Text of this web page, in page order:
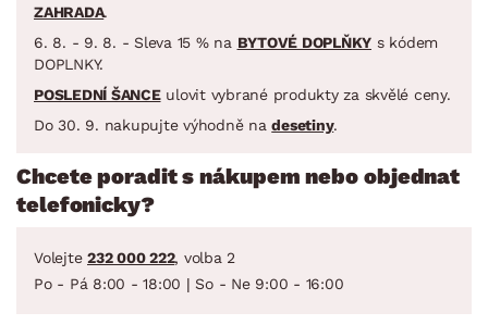
ZAHRADA.
6. 8. - 9. 8. - Sleva 15 % na BYTOVÉ DOPLŇKY s kódem
DOPLNKY.
POSLEDNÍ ŠANCEulovit vybrané produkty za skvělé ceny.
Do 30. 9. nakupujte výhodně nadesetiny.
Chcete poradit s nákupem nebo objednat
telefonicky?
Volejte 232 000 222, volba 2
Po - Pá 8:00 - 18:00 | So - Ne 9:00 - 16:00